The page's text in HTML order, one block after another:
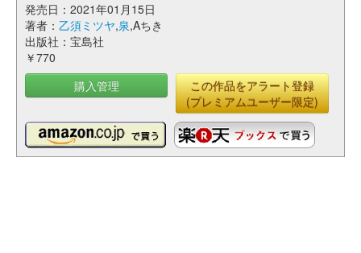
発売日：2021年01月15日
著者： 乙須ミツヤ,泉,Aちき
出版社：宝島社
￥770
購入管理
この作品をアラート登録
(プレミアムユーザー限定)